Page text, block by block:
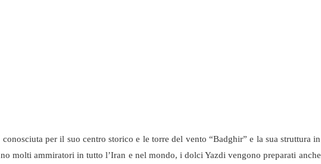
per il suo centro storico e le torre del vento “Badghir” e la sua struttura in
molti ammiratori in tutto l’Iran e nel mondo, i dolci Yazdi vengono preparati anche